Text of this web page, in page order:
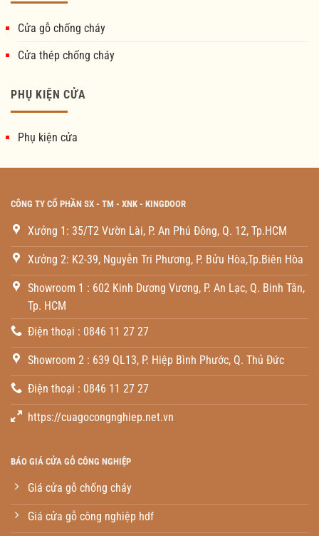
Cửa gỗ chống cháy
Cửa thép chống cháy
PHỤ KIỆN CỬA
Phụ kiện cửa
CÔNG TY CỔ PHẦN SX - TM - XNK - KINGDOOR
Xưởng 1: 35/T2 Vườn Lài, P. An Phú Đông, Q. 12, Tp.HCM
Xưởng 2: K2-39, Nguyễn Tri Phương, P. Bửu Hòa,Tp.Biên Hòa
Showroom 1 : 602 Kinh Dương Vương, P. An Lạc, Q. Binh Tân,
Tp. HCM
Điện thoại : 0846 11 27 27
Showroom 2 : 639 QL13, P. Hiệp Bình Phước, Q. Thủ Đức
Điện thoại : 0846 11 27 27
https://cuagocongnghiep.net.vn
BÁO GIÁ CỬA GỖ CÔNG NGHIỆP
Giá cửa gỗ chống cháy
Giá cửa gỗ công nghiệp hdf